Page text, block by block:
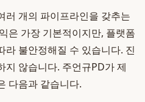
러 개의 파이프라인을 갖추는
은 가장 기본적이지만, 플랫폼
라 불안정해질 수 있습니다. 진
지 않습니다. 주언규PD가 제
다음과 같습니다.